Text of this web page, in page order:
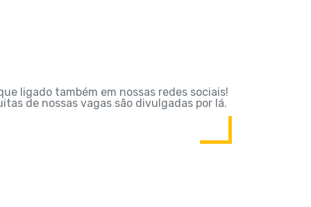
ligado também em nossas redes sociais!
de nossas vagas são divulgadas por lá.